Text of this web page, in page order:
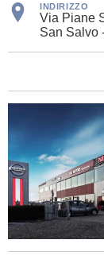
INDIRIZZO
Via Piane
San Salvo